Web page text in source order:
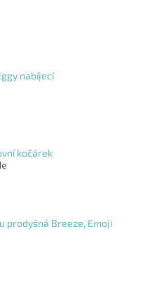
nabíjecí
kočárek
prodyšná Breeze, Emoji